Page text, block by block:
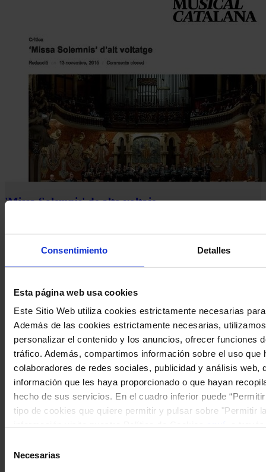
Consentimiento Detalles
Esta página web usa cookies
Este Sitio Web utiliza cookies estrictamente necesarias
Además de las cookies estrictamente necesarias,
personalizar el contenido y los anuncios, ofrecer funciones
tráfico. Además, compartimos información sobre el uso que
colaboradores de redes sociales, publicidad y análisis web,
información que les haya proporcionado o que hayan
hecho de sus servicios. En el cuadro inferior puede
tipo de cookies que quiere permitir y pulsar sobre "Permitir
Necesarias
'Missa Solemnis' de alto voltaje